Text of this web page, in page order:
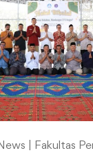
| Fakultas